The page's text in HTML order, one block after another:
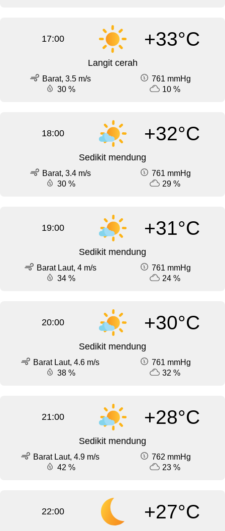
17:00 +33°C
Langit cerah
Barat, 3.5 m/s
761 mmHg
30 %
10 %
18:00 +32°C
Sedikit mendung
Barat, 3.4 m/s
761 mmHg
30 %
29 %
19:00 +31°C
Sedikit mendung
Barat Laut, 4 m/s
761 mmHg
34 %
24 %
20:00 +30°C
Sedikit mendung
Barat Laut, 4.6 m/s
761 mmHg
38 %
32 %
21:00 +28°C
Sedikit mendung
Barat Laut, 4.9 m/s
762 mmHg
42 %
23 %
22:00 +27°C